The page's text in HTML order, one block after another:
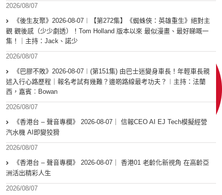
2026/08/07
《後生友聚》2026-08-07︱【第272集】《蜘蛛俠：英雄重生》絕對主
觀 觀後感（少少劇透）！Tom Holland 版本以來 最似漫畫、最好睇嘅一
集！｜主持：Jack、諾少
2026/08/07
《巴膠不敗》2026-08-07︱(第151集) 由巴士迷變身車長！年輕車長親
述入行心路歷程｜報名考試有幾難？邊啲路線最考功夫？︱主持：法蘭
西，嘉賓︰Bowan
2026/08/07
《香港台 – 聲音專欄》 2026-08-07｜ 信報CEO AI EJ Tech模擬經營
汽水機 AI即變狡猾
2026/08/07
《香港台 – 聲音專欄》 2026-08-07｜ 香港01 老齡化新視角 在高齡亞
洲活出精彩人生
2026/08/07